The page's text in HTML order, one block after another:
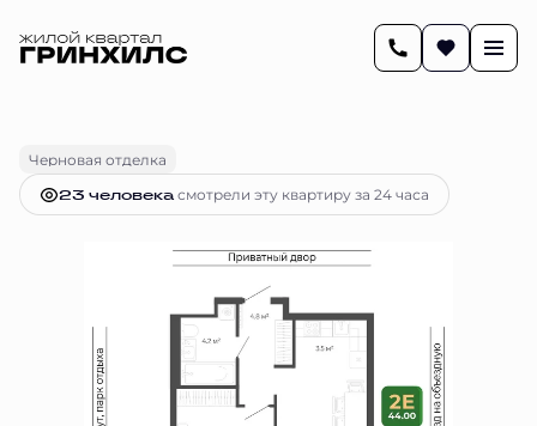
2-комнатная43.9 м 8 476 775 руб.
Черновая отделка
23 человекaсмотрели эту квартиру за 24 часа